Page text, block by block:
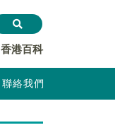
香港百科
聯絡我們